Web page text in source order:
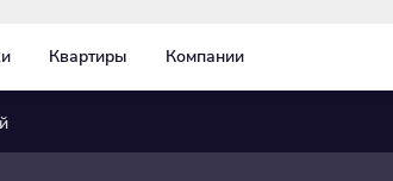
Квартиры Компании